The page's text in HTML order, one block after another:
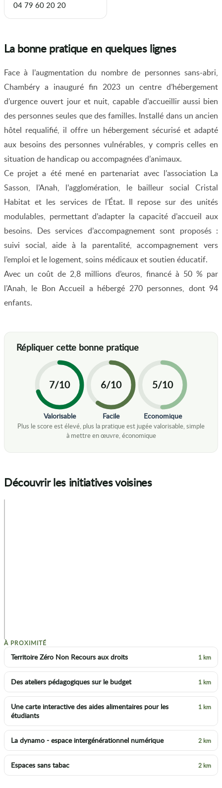
04 79 60 20 20
La bonne pratique en quelques lignes
Face à l’augmentation du nombre de personnes sans-abri,
Chambéry a inauguré fin 2023 un centre d’hébergement
d’urgence ouvert jour et nuit, capable d’accueillir aussi bien
des personnes seules que des familles. Installé dans un ancien
hôtel requalifié, il offre un hébergement sécurisé et adapté
aux besoins des personnes vulnérables, y compris celles en
situation de handicap ou accompagnées d’animaux.
Ce projet a été mené en partenariat avec l’association La
Sasson, l’Anah, l’agglomération, le bailleur social Cristal
Habitat et les services de l’État. Il repose sur des unités
modulables, permettant d’adapter la capacité d’accueil aux
besoins. Des services d’accompagnement sont proposés :
suivi social, aide à la parentalité, accompagnement vers
l’emploi et le logement, soins médicaux et soutien éducatif.
Avec un coût de 2,8 millions d’euros, financé à 50 % par
l’Anah, le Bon Accueil a hébergé 270 personnes, dont 94
enfants.
7/10
Valorisable
6/10
Facile
5/10
Economique
Découvrir les initiatives voisines
À PROXIMITÉ
Territoire Zéro Non Recours aux droits 1 km
Des ateliers pédagogiques sur le budget 1 km
Une carte interactive des aides alimentaires pour les
étudiants
1 km
La dynamo - espace intergénérationnel numérique 2 km
Espaces sans tabac 2 km